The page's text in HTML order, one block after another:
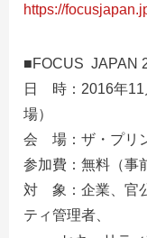
https://
■FOCUS JAPAN
日 時：2016年11
場）
会 場：ザ・プリ
参加費：無料（事
対 象：企業、官
ティ管理者、